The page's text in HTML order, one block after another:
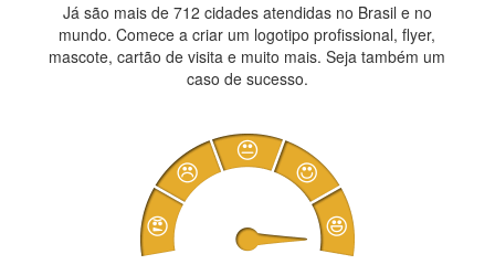
Já são mais de 712 cidades atendidas no Brasil e no
mundo. Comece a criar um logotipo profissional, flyer,
mascote, cartão de visita e muito mais. Seja também um
caso de sucesso.